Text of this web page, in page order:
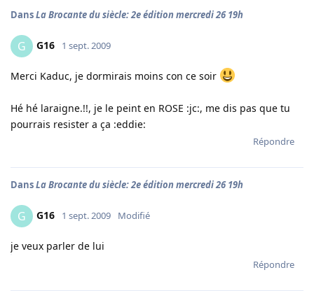
DansLa Brocante du siècle: 2e édition mercredi 26 19h
G G16 1 sept. 2009
Merci Kaduc, je dormirais moins con ce soir
Hé hé laraigne.!!, je le peint en ROSE :jc:, me dis pas que tu
pourrais resister a ça :eddie:
Répondre
DansLa Brocante du siècle: 2e édition mercredi 26 19h
G G16 1 sept. 2009 Modifié
je veux parler de lui
Répondre